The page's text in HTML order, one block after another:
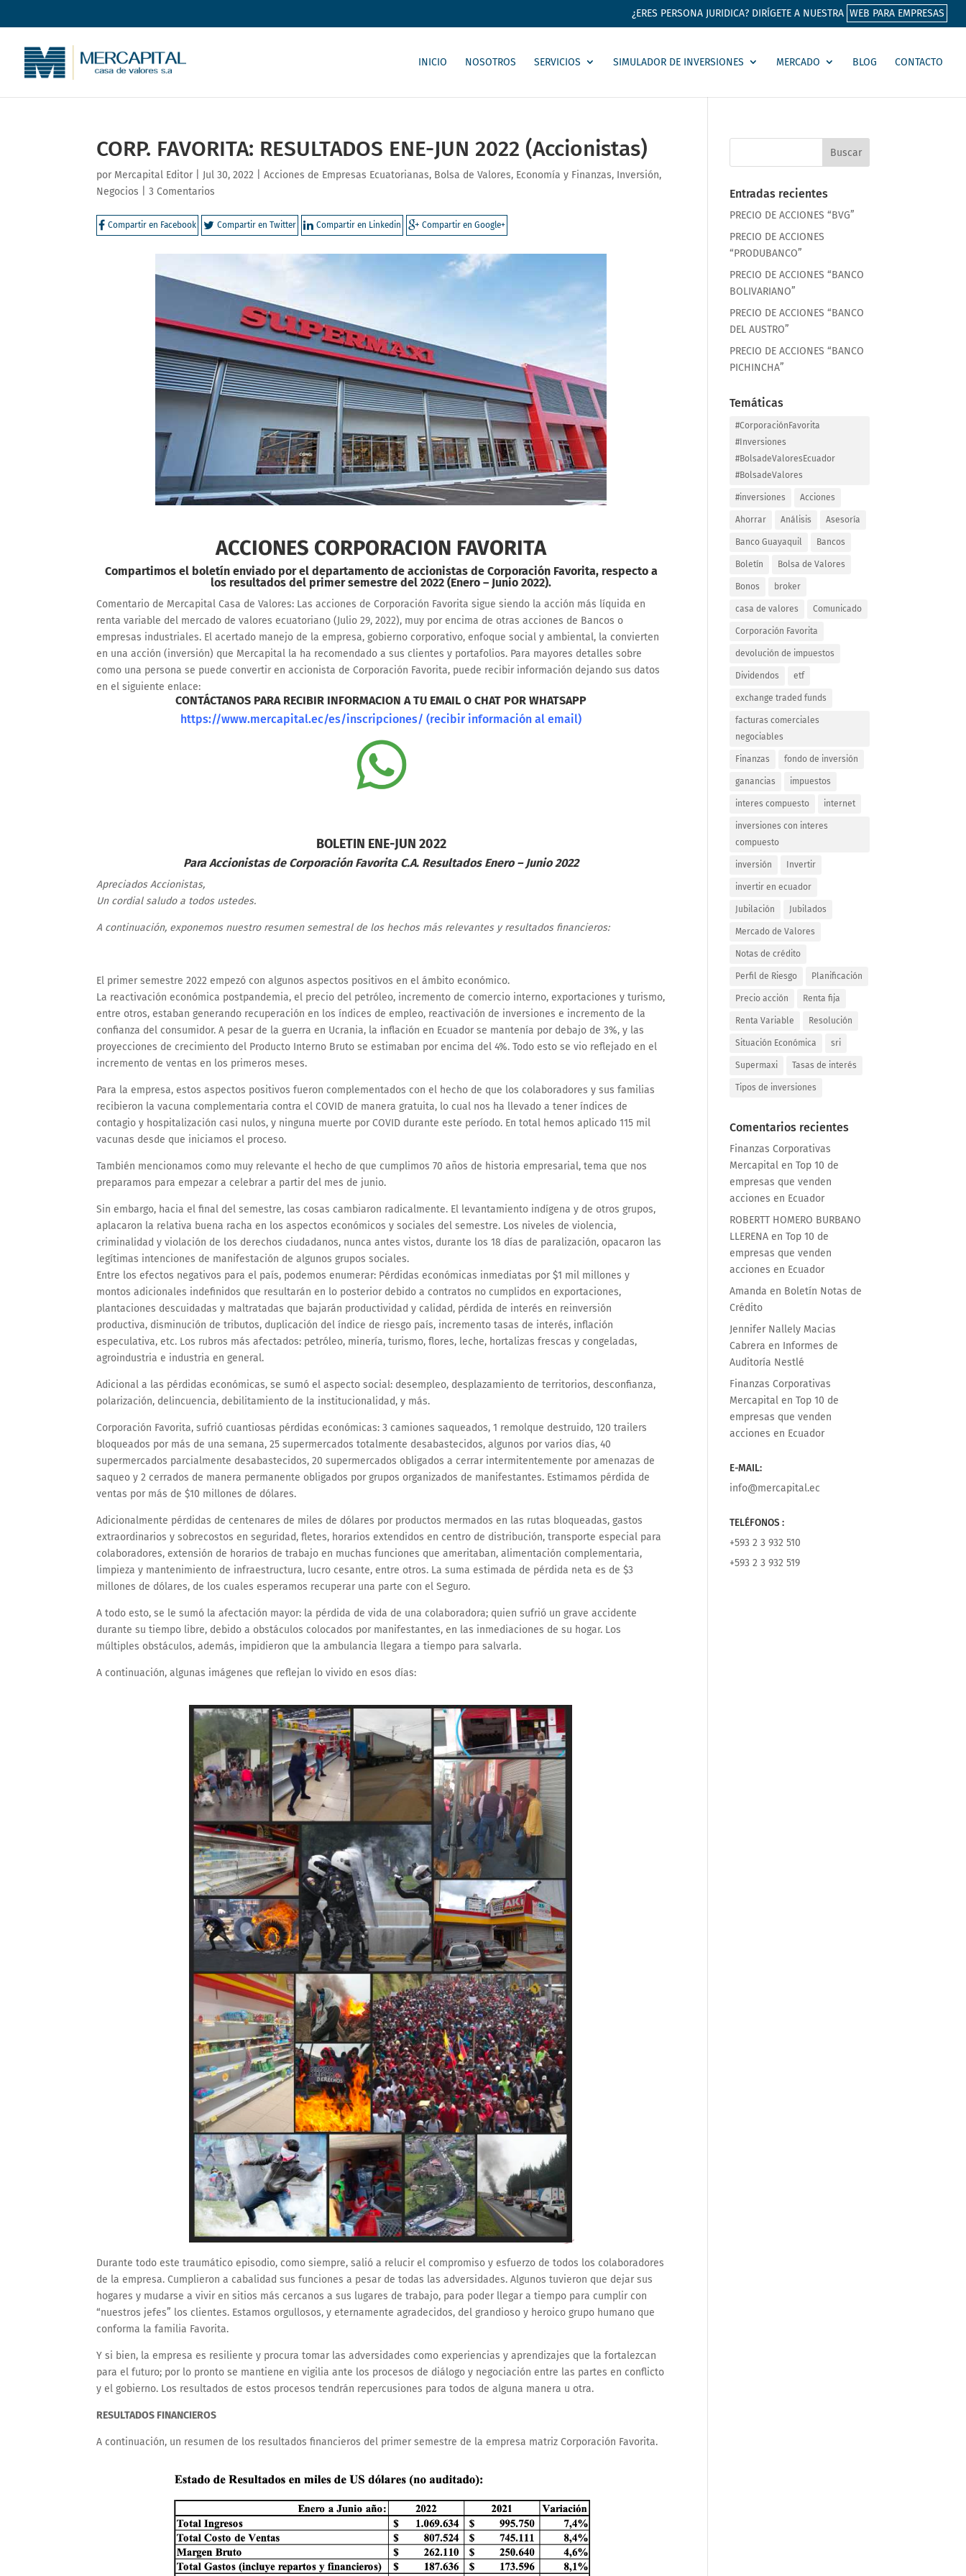
¿ERES PERSONA JURIDICA? DIRÍGETE A NUESTRA WEB PARA EMPRESAS
INICIO NOSOTROS SERVICIOS SIMULADOR DE INVERSIONES MERCADO BLOG CONTACTO
CORP. FAVORITA: RESULTADOS ENE-JUN 2022 (Accionistas)
por Mercapital Editor| Jul 30, 2022 |Acciones de Empresas Ecuatorianas, Bolsa de Valores, Economía y Finanzas, Inversión,
Negocios |3 Comentarios
Compartir en Facebook Compartir en Twitter Compartir en Linkedin Compartir en Google+
ACCIONES CORPORACION FAVORITA
Compartimos el boletín enviado por el departamento de accionistas de Corporación Favorita, respecto a
los resultados del primer semestre del 2022 (Enero – Junio 2022).
Comentario de Mercapital Casa de Valores: Las acciones de Corporación Favorita sigue siendo la acción más líquida en
renta variable del mercado de valores ecuatoriano (Julio 29, 2022), muy por encima de otras acciones de Bancos o
empresas industriales. El acertado manejo de la empresa, gobierno corporativo, enfoque social y ambiental, la convierten
en una acción (inversión) que Mercapital la ha recomendado a sus clientes y portafolios. Para mayores detalles sobre
como una persona se puede convertir en accionista de Corporación Favorita, puede recibir información dejando sus datos
en el siguiente enlace:
CONTÁCTANOS PARA RECIBIR INFORMACION A TU EMAIL O CHAT POR WHATSAPP
https://www.mercapital.ec/es/inscripciones/ (recibir información al email)
BOLETIN ENE-JUN 2022
Para Accionistas de Corporación Favorita C.A. Resultados Enero – Junio 2022
Apreciados Accionistas,
Un cordial saludo a todos ustedes.
A continuación, exponemos nuestro resumen semestral de los hechos más relevantes y resultados financieros:
El primer semestre 2022 empezó con algunos aspectos positivos en el ámbito económico.
La reactivación económica postpandemia, el precio del petróleo, incremento de comercio interno, exportaciones y turismo,
entre otros, estaban generando recuperación en los índices de empleo, reactivación de inversiones e incremento de la
confianza del consumidor. A pesar de la guerra en Ucrania, la inflación en Ecuador se mantenía por debajo de 3%, y las
proyecciones de crecimiento del Producto Interno Bruto se estimaban por encima del 4%. Todo esto se vio reflejado en el
incremento de ventas en los primeros meses.
Para la empresa, estos aspectos positivos fueron complementados con el hecho de que los colaboradores y sus familias
recibieron la vacuna complementaria contra el COVID de manera gratuita, lo cual nos ha llevado a tener índices de
contagio y hospitalización casi nulos, y ninguna muerte por COVID durante este período. En total hemos aplicado 115 mil
vacunas desde que iniciamos el proceso.
También mencionamos como muy relevante el hecho de que cumplimos 70 años de historia empresarial, tema que nos
preparamos para empezar a celebrar a partir del mes de junio.
Sin embargo, hacia el final del semestre, las cosas cambiaron radicalmente. El levantamiento indígena y de otros grupos,
aplacaron la relativa buena racha en los aspectos económicos y sociales del semestre. Los niveles de violencia,
criminalidad y violación de los derechos ciudadanos, nunca antes vistos, durante los 18 días de paralización, opacaron las
legítimas intenciones de manifestación de algunos grupos sociales.
Entre los efectos negativos para el país, podemos enumerar: Pérdidas económicas inmediatas por $1 mil millones y
montos adicionales indefinidos que resultarán en lo posterior debido a contratos no cumplidos en exportaciones,
plantaciones descuidadas y maltratadas que bajarán productividad y calidad, pérdida de interés en reinversión
productiva, disminución de tributos, duplicación del índice de riesgo país, incremento tasas de interés, inflación
especulativa, etc. Los rubros más afectados: petróleo, minería, turismo, flores, leche, hortalizas frescas y congeladas,
agroindustria e industria en general.
Adicional a las pérdidas económicas, se sumó el aspecto social: desempleo, desplazamiento de territorios, desconfianza,
polarización, delincuencia, debilitamiento de la institucionalidad, y más.
Corporación Favorita, sufrió cuantiosas pérdidas económicas: 3 camiones saqueados, 1 remolque destruido, 120 trailers
bloqueados por más de una semana, 25 supermercados totalmente desabastecidos, algunos por varios días, 40
supermercados parcialmente desabastecidos, 20 supermercados obligados a cerrar intermitentemente por amenazas de
saqueo y 2 cerrados de manera permanente obligados por grupos organizados de manifestantes. Estimamos pérdida de
ventas por más de $10 millones de dólares.
Adicionalmente pérdidas de centenares de miles de dólares por productos mermados en las rutas bloqueadas, gastos
extraordinarios y sobrecostos en seguridad, fletes, horarios extendidos en centro de distribución, transporte especial para
colaboradores, extensión de horarios de trabajo en muchas funciones que ameritaban, alimentación complementaria,
limpieza y mantenimiento de infraestructura, lucro cesante, entre otros. La suma estimada de pérdida neta es de $3
millones de dólares, de los cuales esperamos recuperar una parte con el Seguro.
A todo esto, se le sumó la afectación mayor: la pérdida de vida de una colaboradora; quien sufrió un grave accidente
durante su tiempo libre, debido a obstáculos colocados por manifestantes, en las inmediaciones de su hogar. Los
múltiples obstáculos, además, impidieron que la ambulancia llegara a tiempo para salvarla.
A continuación, algunas imágenes que reflejan lo vivido en esos días:
Durante todo este traumático episodio, como siempre, salió a relucir el compromiso y esfuerzo de todos los colaboradores
de la empresa. Cumplieron a cabalidad sus funciones a pesar de todas las adversidades. Algunos tuvieron que dejar sus
hogares y mudarse a vivir en sitios más cercanos a sus lugares de trabajo, para poder llegar a tiempo para cumplir con
“nuestros jefes” los clientes. Estamos orgullosos, y eternamente agradecidos, del grandioso y heroico grupo humano que
conforma la familia Favorita.
Y si bien, la empresa es resiliente y procura tomar las adversidades como experiencias y aprendizajes que la fortalezcan
para el futuro; por lo pronto se mantiene en vigilia ante los procesos de diálogo y negociación entre las partes en conflicto
y el gobierno. Los resultados de estos procesos tendrán repercusiones para todos de alguna manera u otra.
RESULTADOS FINANCIEROS
A continuación, un resumen de los resultados financieros del primer semestre de la empresa matriz Corporación Favorita.
Entradas recientes
PRECIO DE ACCIONES “BVG”
PRECIO DE ACCIONES
“PRODUBANCO”
PRECIO DE ACCIONES “BANCO
BOLIVARIANO”
PRECIO DE ACCIONES “BANCO
DEL AUSTRO”
PRECIO DE ACCIONES “BANCO
PICHINCHA”
Temáticas
#CorporaciónFavorita
#Inversiones
#BolsadeValoresEcuador
#BolsadeValores
#inversiones Acciones
Ahorrar Análisis Asesoría
Banco Guayaquil Bancos
Boletín Bolsa de Valores
Bonos broker
casa de valores Comunicado
Corporación Favorita
devolución de impuestos
Dividendos etf
exchange traded funds
facturas comerciales
negociables
Finanzas fondo de inversión
ganancias impuestos
interes compuesto internet
inversiones con interes
compuesto
inversión Invertir
invertir en ecuador
Jubilación Jubilados
Mercado de Valores
Notas de crédito
Perfil de Riesgo Planificación
Precio acción Renta fija
Renta Variable Resolución
Situación Económica sri
Supermaxi Tasas de interés
Tipos de inversiones
Comentarios recientes
Finanzas Corporativas
Mercapital enTop 10 de
empresas que venden
acciones en Ecuador
ROBERTT HOMERO BURBANO
LLERENA enTop 10 de
empresas que venden
acciones en Ecuador
Amanda en Boletín Notas de
Crédito
Jennifer Nallely Macias
Cabrera en Informes de
Auditoría Nestlé
Finanzas Corporativas
Mercapital enTop 10 de
empresas que venden
acciones en Ecuador
E-MAIL:
info@mercapital.ec
TELÉFONOS :
+593 2 3 932 510
+593 2 3 932 519